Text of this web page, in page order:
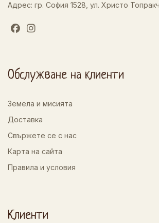
Адрес: гр. София 1528, ул. Христо
Обслужване на клиенти
Земела и мисията
Доставка
Свържете се с нас
Карта на сайта
Правила и условия
Клиенти